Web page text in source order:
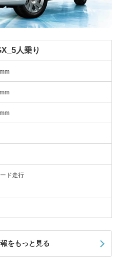
人乗り
mm
mm
mm
ド走行
をもっと見る